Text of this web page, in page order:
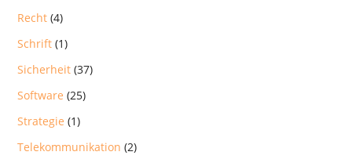
Recht (4)
Schrift (1)
Sicherheit (37)
Software (25)
Strategie (1)
Telekommunikation (2)